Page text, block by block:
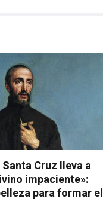
Cruz lleva a
impaciente»:
para formar el